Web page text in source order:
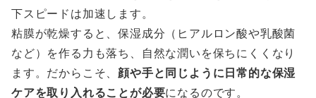
下スピードは加速します。
粘膜が乾燥すると、保湿成分（ヒアルロン酸や乳酸菌
など）を作る力も落ち、自然な潤いを保ちにくくなり
ます。だからこそ、 顔や手と同じように日常的な保湿
ケアを取り入れることが必要になるのです。